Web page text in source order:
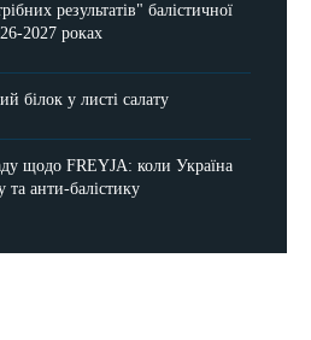
результатів" балістичної
2027 роках
білок у листі салату
щодо FREYJA: коли Україна
та анти-балістику